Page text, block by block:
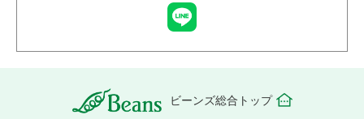
ビーンズ総合トップ